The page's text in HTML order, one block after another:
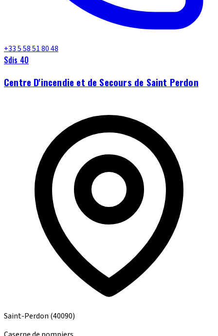
+33 5 58 51 80 48
Sdis 40
Centre D'incendie et de Secours de Saint Perdon
Saint-Perdon (40090)